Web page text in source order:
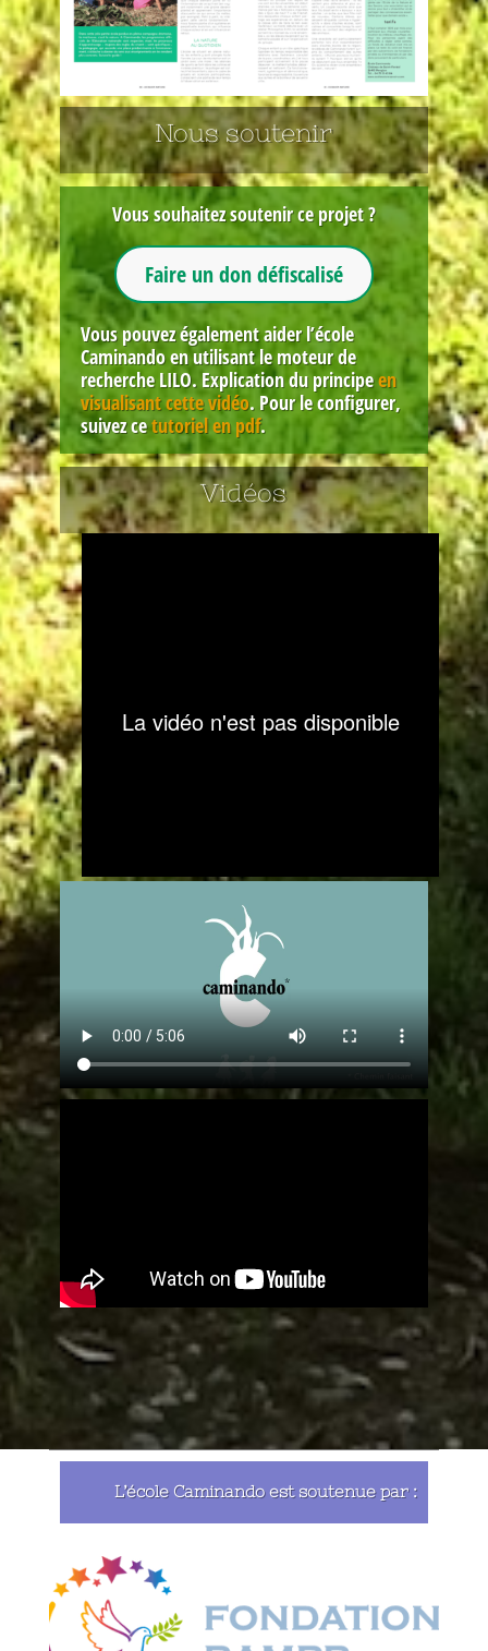
Nous soutenir
Vous souhaitez soutenir ce projet ?
Faire un don défiscalisé
Vous pouvez également aider l’école
Caminando en utilisant le moteur de
recherche LILO. Explication du principeen
visualisant cette vidéo. Pour le configurer,
suivez cetutoriel en pdf.
Vidéos
L’école Caminando est soutenue par :